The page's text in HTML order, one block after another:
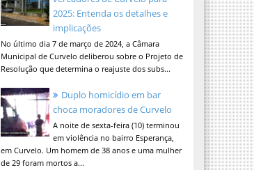
2025: Entenda os detalhes e
implicações
No último dia 7 de março de 2024, a Câmara
Municipal de Curvelo deliberou sobre o Projeto de
Resolução que determina o reajuste dos subs...
Duplo homicídio em bar
choca moradores de Curvelo
A noite de sexta-feira (10) terminou
em violência no bairro Esperança,
em Curvelo. Um homem de 38 anos e uma mulher
de 29 foram mortos a...